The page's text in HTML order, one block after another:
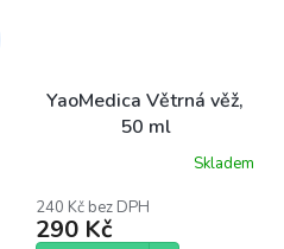
YaoMedica Větrná věž,
50 ml
Skladem
240 Kč bez DPH
290 Kč